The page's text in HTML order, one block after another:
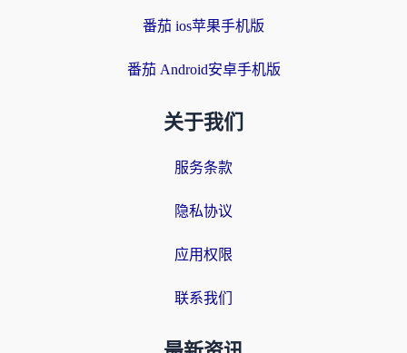
番茄 ios苹果手机版
番茄 Android安卓手机版
关于我们
服务条款
隐私协议
应用权限
联系我们